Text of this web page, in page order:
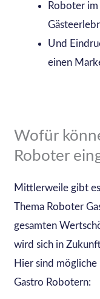
Roboter
Und
einen
Wofür
Roboter
Mittlerweile gibt
Thema Roboter
gesamten
wird sich in
Hier sind
Gastro Robotern: